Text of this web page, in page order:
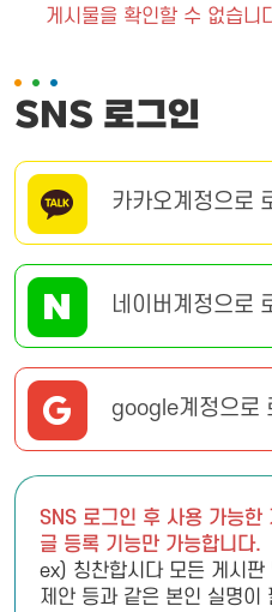
게시물을 확인할 수 없습니
SNS 로그인
카카오계정으로
네이버계정으로
google계정으로
SNS 로그인 후 사용 가능한
글 등록 기능만 가능합니다.
ex) 칭찬합시다 모든 게시
제안 등과 같은 본인 실명이